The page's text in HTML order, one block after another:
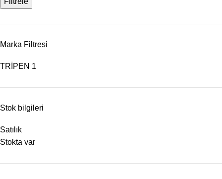
Marka Filtresi
TRİPEN 1
Stok bilgileri
Satılık
Stokta var